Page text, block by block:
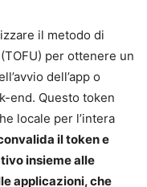
il metodo di
per ottenere un
dell’app o
end. Questo token
locale per l’intera
il token e
insieme alle
applicazioni, che